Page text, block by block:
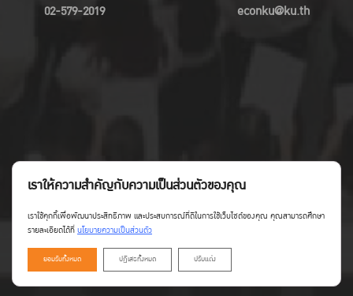
02-579-2019
econku@ku.th
Copyright©Faculty of Economics KU
เราให้ความสำคัญกับความเป็นส่วนตัวของคุณ
เราใช้คุกกี้เพื่อพัฒนาประสิทธิภาพ และประสบการณ์ที่ดีในการใช้เว็บไซต์ของคุณ คุณสามารถศึกษา
รายละเอียดได้ที่นโยบายความเป็นส่วนตัว
ยอมรับทั้งหมด ปฏิเสธทั้งหมด ปรับแต่ง